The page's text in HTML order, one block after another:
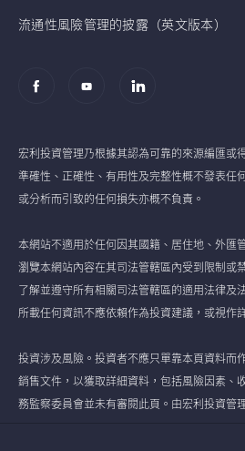
流通性風險管理的披露（英文版本）
宏利投資管理乃根據其認為可靠的來源編匯或
準確性、正確性、有用性及完整性概不發表任
或分析而引致的任何損失亦概不負責。
本網站不適用於任何因其國籍、居住地、外匯
瀏覽本網站內容在其司法管轄區內受到限制或
了解並遵守所有相關司法管轄區的適用法律及
所載任何資訊不應依賴作為投資建議，或視作
投資涉及風險。投資者不應只單靠本頁資料而
銷售文件，以獲取詳細資料，包括風險因素、
務監察委員會並未有審閱此頁。由宏利投資管